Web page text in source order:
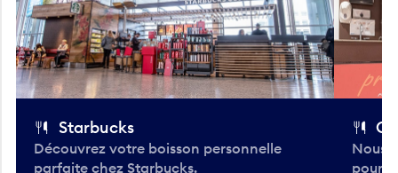
Starbucks
Découvrez votre boisson personnelle
parfaite chez Starbucks.
Nous
pour